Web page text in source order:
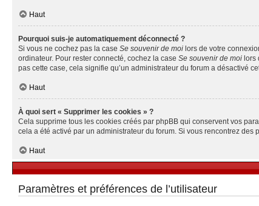
Haut
Pourquoi suis-je automatiquement déconnecté ?
Si vous ne cochez pas la case Se souvenir de moi lors de votre
ordinateur. Pour rester connecté, cochez la case Se souvenir de moi lors
pas cette case, cela signifie qu’un administrateur du forum a désactivé
Haut
À quoi sert « Supprimer les cookies » ?
Cela supprime tous les cookies créés par phpBB qui conservent vos
cela a été activé par un administrateur du forum. Si vous rencontrez
Haut
Paramètres et préférences de l’utilisateur